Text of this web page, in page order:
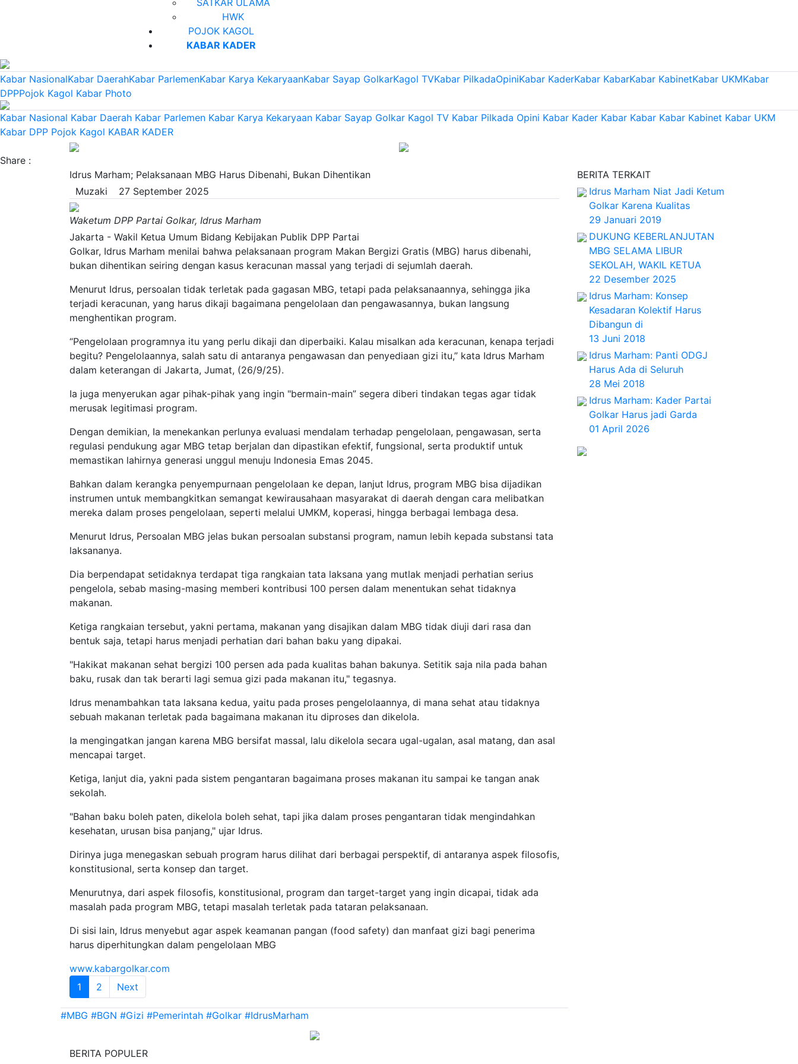
SATKAR ULAMA
HWK
POJOK KAGOL
KABAR KADER
Kabar NasionalKabar DaerahKabar ParlemenKabar Karya KekaryaanKabar Sayap GolkarKagol TVKabar PilkadaOpiniKabar KaderKabar KabarKabar KabinetKabar UKMKabar
DPPPojok Kagol Kabar Photo
Kabar Nasional Kabar Daerah Kabar Parlemen Kabar Karya Kekaryaan Kabar Sayap Golkar Kagol TV Kabar Pilkada Opini Kabar Kader Kabar Kabar Kabar Kabinet Kabar UKM
Kabar DPP Pojok Kagol KABAR KADER
Share :
Idrus Marham; Pelaksanaan MBG Harus Dibenahi, Bukan Dihentikan
Muzaki
27 September 2025
Waketum DPP Partai Golkar, Idrus Marham
Jakarta - Wakil Ketua Umum Bidang Kebijakan Publik DPP Partai
Golkar, Idrus Marham menilai bahwa pelaksanaan program Makan Bergizi Gratis (MBG) harus dibenahi,
bukan dihentikan seiring dengan kasus keracunan massal yang terjadi di sejumlah daerah.
Menurut Idrus, persoalan tidak terletak pada gagasan MBG, tetapi pada pelaksanaannya, sehingga jika
terjadi keracunan, yang harus dikaji bagaimana pengelolaan dan pengawasannya, bukan langsung
menghentikan program.
“Pengelolaan programnya itu yang perlu dikaji dan diperbaiki. Kalau misalkan ada keracunan, kenapa terjadi
begitu? Pengelolaannya, salah satu di antaranya pengawasan dan penyediaan gizi itu,” kata Idrus Marham
dalam keterangan di Jakarta, Jumat, (26/9/25).
Ia juga menyerukan agar pihak-pihak yang ingin "bermain-main” segera diberi tindakan tegas agar tidak
merusak legitimasi program.
Dengan demikian, Ia menekankan perlunya evaluasi mendalam terhadap pengelolaan, pengawasan, serta
regulasi pendukung agar MBG tetap berjalan dan dipastikan efektif, fungsional, serta produktif untuk
memastikan lahirnya generasi unggul menuju Indonesia Emas 2045.
Bahkan dalam kerangka penyempurnaan pengelolaan ke depan, lanjut Idrus, program MBG bisa dijadikan
instrumen untuk membangkitkan semangat kewirausahaan masyarakat di daerah dengan cara melibatkan
mereka dalam proses pengelolaan, seperti melalui UMKM, koperasi, hingga berbagai lembaga desa.
Menurut Idrus, Persoalan MBG jelas bukan persoalan substansi program, namun lebih kepada substansi tata
laksananya.
Dia berpendapat setidaknya terdapat tiga rangkaian tata laksana yang mutlak menjadi perhatian serius
pengelola, sebab masing-masing memberi kontribusi 100 persen dalam menentukan sehat tidaknya
makanan.
Ketiga rangkaian tersebut, yakni pertama, makanan yang disajikan dalam MBG tidak diuji dari rasa dan
bentuk saja, tetapi harus menjadi perhatian dari bahan baku yang dipakai.
"Hakikat makanan sehat bergizi 100 persen ada pada kualitas bahan bakunya. Setitik saja nila pada bahan
baku, rusak dan tak berarti lagi semua gizi pada makanan itu," tegasnya.
Idrus menambahkan tata laksana kedua, yaitu pada proses pengelolaannya, di mana sehat atau tidaknya
sebuah makanan terletak pada bagaimana makanan itu diproses dan dikelola.
Ia mengingatkan jangan karena MBG bersifat massal, lalu dikelola secara ugal-ugalan, asal matang, dan asal
mencapai target.
Ketiga, lanjut dia, yakni pada sistem pengantaran bagaimana proses makanan itu sampai ke tangan anak
sekolah.
"Bahan baku boleh paten, dikelola boleh sehat, tapi jika dalam proses pengantaran tidak mengindahkan
kesehatan, urusan bisa panjang," ujar Idrus.
Dirinya juga menegaskan sebuah program harus dilihat dari berbagai perspektif, di antaranya aspek filosofis,
konstitusional, serta konsep dan target.
Menurutnya, dari aspek filosofis, konstitusional, program dan target-target yang ingin dicapai, tidak ada
masalah pada program MBG, tetapi masalah terletak pada tataran pelaksanaan.
Di sisi lain, Idrus menyebut agar aspek keamanan pangan (food safety) dan manfaat gizi bagi penerima
harus diperhitungkan dalam pengelolaan MBG
www.kabargolkar.com
1
2 Next
#MBG #BGN #Gizi #Pemerintah #Golkar #IdrusMarham
BERITA TERKAIT
Idrus Marham Niat Jadi Ketum
Golkar Karena Kualitas
29 Januari 2019
DUKUNG KEBERLANJUTAN
MBG SELAMA LIBUR
SEKOLAH, WAKIL KETUA
22 Desember 2025
Idrus Marham: Konsep
Kesadaran Kolektif Harus
Dibangun di
13 Juni 2018
Idrus Marham: Panti ODGJ
Harus Ada di Seluruh
28 Mei 2018
Idrus Marham: Kader Partai
Golkar Harus jadi Garda
01 April 2026
BERITA POPULER